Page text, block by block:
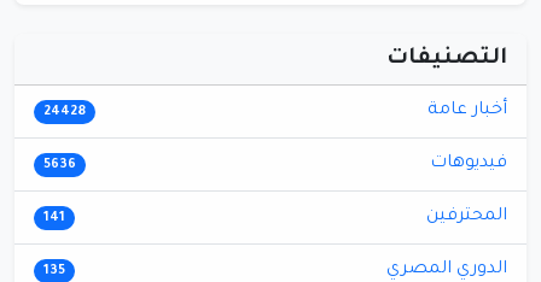
التصنيفات
أخبار عامة 24428
فيديوهات 5636
المحترفين 141
الدوري المصري 135